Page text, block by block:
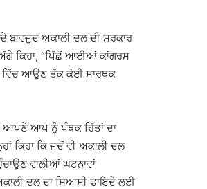
ਬਾਵਜੂਦ ਅਕਾਲੀ ਦਲ ਦੀ ਸਰਕਾਰ
ਅੱਗੇ ਕਿਹਾ, “ਪਿੱਛੋਂ ਆਈਆਂ ਕਾਂਗਰਸ
ਵਿੱਚ ਆਉਣ ਤੱਕ ਕੋਈ ਸਾਰਥਕ
ਆਪਣੇ ਆਪ ਨੂੰ ਪੰਥਕ ਹਿੱਤਾਂ ਦਾ
ਕਿਹਾ ਕਿ ਜਦੋਂ ਵੀ ਅਕਾਲੀ ਦਲ
ਵਾਲੀਆਂ ਘਟਨਾਵਾਂ
ਦਲ ਦਾ ਸਿਆਸੀ ਫਾਇਦੇ ਲਈ